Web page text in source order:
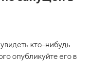
кто-нибудь
опубликуйте его в